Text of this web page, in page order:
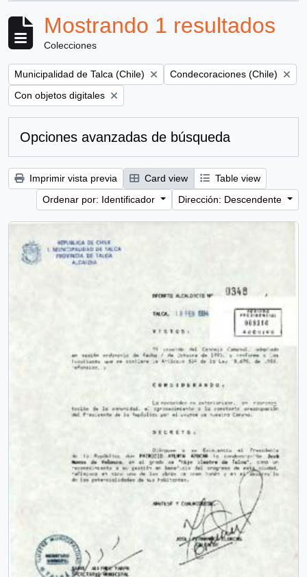
Mostrando 1 resultados
Colecciones
Remove filter:
Municipalidad de Talca (Chile) Remove filter:
Condecoraciones (Chile)
Remove filter:
Con objetos digitales
Opciones avanzadas de búsqueda
Imprimir vista previa Card view
Table view
Ordenar por: Identificador
Dirección: Descendente